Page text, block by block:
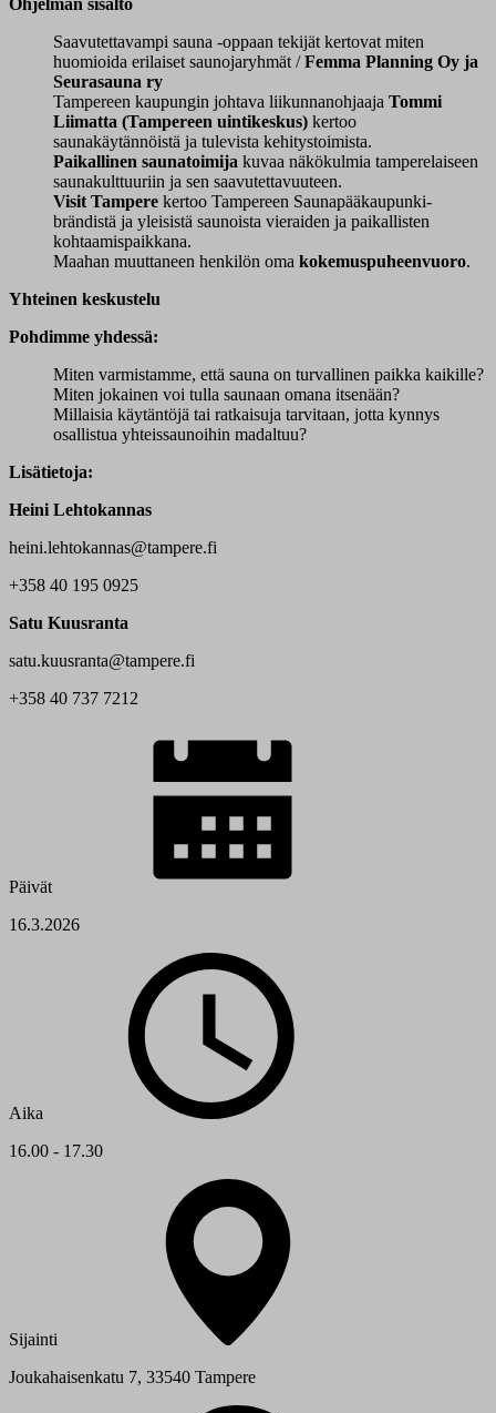
Ohjelman sisältö
Saavutettavampi sauna -oppaan tekijät kertovat miten
huomioida erilaiset saunojaryhmät /Femma Planning Oy ja
Seurasauna ry
Tampereen kaupungin johtava liikunnanohjaaja Tommi
Liimatta (Tampereen uintikeskus) kertoo
saunakäytännöistä ja tulevista kehitystoimista.
Paikallinen saunatoimija kuvaa näkökulmia tamperelaiseen
saunakulttuuriin ja sen saavutettavuuteen.
Visit Tampere kertoo Tampereen Saunapääkaupunki-
brändistä ja yleisistä saunoista vieraiden ja paikallisten
kohtaamispaikkana.
Maahan muuttaneen henkilön oma kokemuspuheenvuoro.
Yhteinen keskustelu
Pohdimme yhdessä:
Miten varmistamme, että sauna on turvallinen paikka kaikille?
Miten jokainen voi tulla saunaan omana itsenään?
Millaisia käytäntöjä tai ratkaisuja tarvitaan, jotta kynnys
osallistua yhteissaunoihin madaltuu?
Lisätietoja:
Heini Lehtokannas
heini.lehtokannas@tampere.fi
+358 40 195 0925
Satu Kuusranta
satu.kuusranta@tampere.fi
+358 40 737 7212
Päivät
16.3.2026
Aika
16.00 - 17.30
Sijainti
Joukahaisenkatu 7, 33540 Tampere